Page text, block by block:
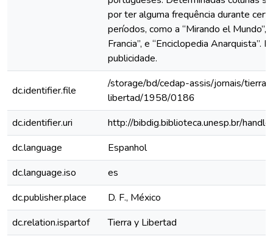
por ter alguma frequência durante
períodos, como a “Mirando el Mundo”,
Francia”, e “Enciclopedia Anarquista”.
publicidade.
dc.identifier.file
/storage/bd/cedap-assis/jornais/
libertad/1958/0186
dc.identifier.uri
http://bibdig.biblioteca.unesp.br/
dc.language
Espanhol
dc.language.iso
es
dc.publisher.place
D. F., México
dc.relation.ispartof
Tierra y Libertad